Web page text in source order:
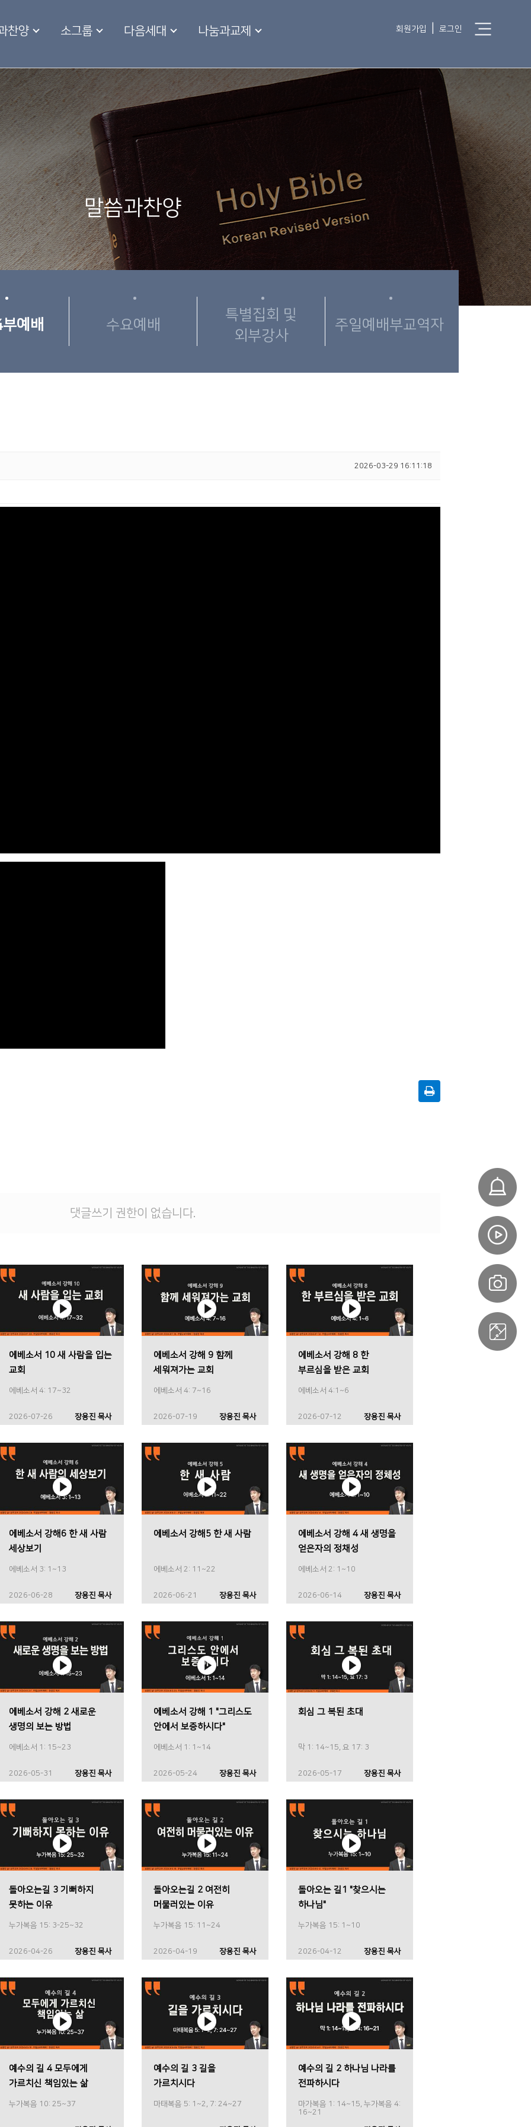
찬양 소그룹 다음세대 나눔과교제 회원가입 로그인
말씀과찬양
예배 수요예배
특별집회 및
외부강사
주일예배부교역자
2026-03-29 16:11:18
댓글쓰기 권한이 없습니다.
에베소서 10 새 사람을 입는
교회
에베소서 4: 17~32
2026-07-26 장용진 목사
에베소서 강해 9 함께
세워져가는 교회
에베소서 4: 7~16
2026-07-19 장용진 목사
에베소서 강해 8 한
부르심을 받은 교회
에베소서 4:1~6
2026-07-12 장용진 목사
에베소서 강해6 한 새 사람
세상보기
에베소서 3: 1~13
2026-06-28 장용진 목사
에베소서 강해5 한 새 사람
에베소서 2: 11~22
2026-06-21 장용진 목사
에베소서 강해 4 새 생명을
얻은자의 정채성
에베소서 2: 1~10
2026-06-14 장용진 목사
에베소서 강해 2 새로운
생명의 보는 방법
에베소서 1: 15~23
2026-05-31 장용진 목사
에베소서 강해 1 "그리스도
안에서 보증하시다"
에베소서 1: 1~14
2026-05-24 장용진 목사
회심 그 복된 초대
막 1: 14~15, 요 17: 3
2026-05-17 장용진 목사
돌아오는길 3 기뻐하지
못하는 이유
누가복음 15: 3-25~32
2026-04-26 장용진 목사
돌아오는길 2 여전히
머물러있는 이유
누가복음 15: 11~24
2026-04-19 장용진 목사
돌아오는 길1 "찾으시는
하나님"
누가복음 15: 1~10
2026-04-12 장용진 목사
예수의 길 4 모두에게
가르치신 책임있는 삶
누가복음 10: 25~37
예수의 길 3 길을
가르치시다
마태복음 5: 1~2, 7: 24~27
예수의 길 2 하나님 나라를
전파하시다
마가복음 1: 14~15, 누가복음 4:
16~21